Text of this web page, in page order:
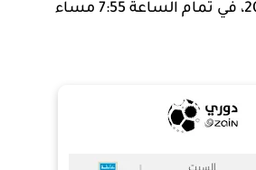
السبت 18 أكتوبر 2025، في تمام الساعة 7:55 مساء